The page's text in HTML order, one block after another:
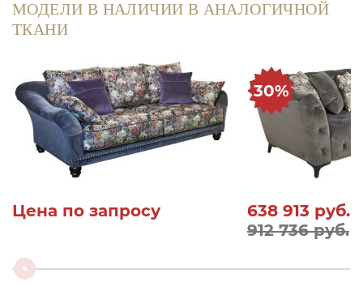
МОДЕЛИ В НАЛИЧИИ В АНАЛОГИЧНОЙ
ТКАНИ
Цена по запросу 638 913 руб.
912 736 руб.
30%